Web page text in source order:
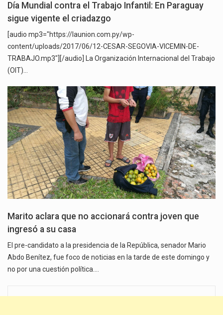
Día Mundial contra el Trabajo Infantil: En Paraguay
sigue vigente el criadazgo
[audio mp3="https://launion.com.py/wp-
content/uploads/2017/06/12-CESAR-SEGOVIA-VICEMIN-DE-
TRABAJO.mp3"][/audio] La Organización Internacional del Trabajo
(OIT)…
Marito aclara que no accionará contra joven que
ingresó a su casa
El pre-candidato a la presidencia de la República, senador Mario
Abdo Benítez, fue foco de noticias en la tarde de este domingo y
no por una cuestión política.…